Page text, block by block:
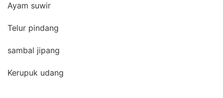
Ayam suwir
Telur pindang
sambal jipang
Kerupuk udang